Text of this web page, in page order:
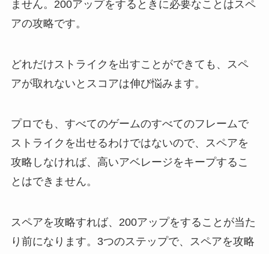
ません。200アップをするときに必要なことはスペ
アの攻略です。
どれだけストライクを出すことができても、スペ
アが取れないとスコアは伸び悩みます。
プロでも、すべてのゲームのすべてのフレームで
ストライクを出せるわけではないので、スペアを
攻略しなければ、高いアベレージをキープするこ
とはできません。
スペアを攻略すれば、200アップをすることが当た
り前になります。3つのステップで、スペアを攻略